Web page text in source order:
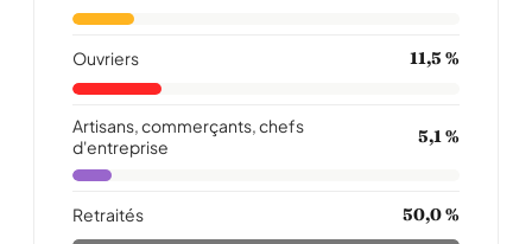
Ouvriers 11,5 %
Artisans, commerçants, chefs
d'entreprise
5,1 %
Retraités 50,0 %